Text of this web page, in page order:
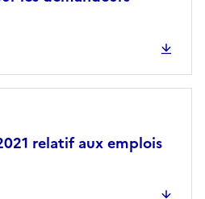
relatif aux emplois